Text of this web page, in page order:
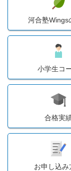
河合塾Wings
小学生コ
合格実
お申し込み